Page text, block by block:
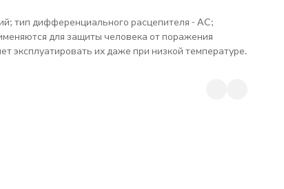
тип дифференциального расцепителя - AC;
для защиты человека от поражения
эксплуатировать их даже при низкой температуре.